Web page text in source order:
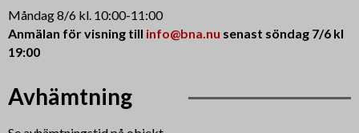
Måndag 8/6 kl. 10:00-11:00
Anmälan för visning till info@bna.nu senast söndag 7/6 kl
19:00
Avhämtning